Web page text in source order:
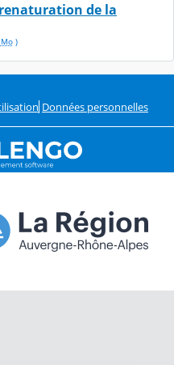
de la
Mo)
Données personnelles